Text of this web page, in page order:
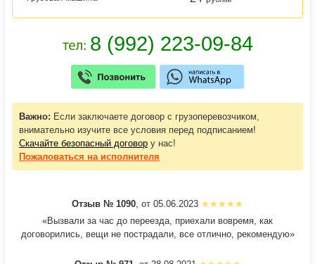
Важно: Если заключаете договор с грузоперевозчиком,
внимательно изучите все условия перед подписанием!
Скачайте безопасный договор у нас!
Пожаловаться на исполнителя
Отзыв № 1090, от 05.06.2023
«Вызвали за час до переезда, приехали вовремя, как
договорились, вещи не пострадали, все отлично, рекомендую»